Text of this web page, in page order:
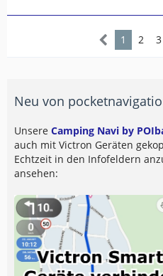
1 2 3
Neu von
Unsere Camping Navi by
auch mit Victron Geräten
Echtzeit in den Infofeldern
ansehen: